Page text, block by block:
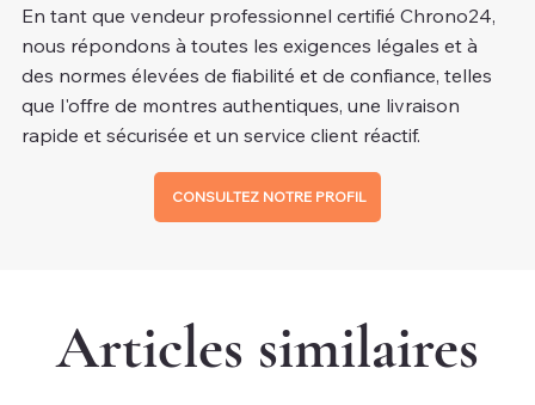
En tant que vendeur professionnel certifié Chrono24,
nous répondons à toutes les exigences légales et à
des normes élevées de fiabilité et de confiance, telles
que l'offre de montres authentiques, une livraison
rapide et sécurisée et un service client réactif.
CONSULTEZ NOTRE PROFIL
Articles similaires